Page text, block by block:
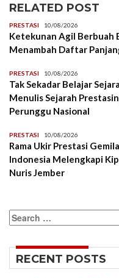
RELATED POST
PRESTASI 10/08/2026
Ketekunan Agil Berbuah
Menambah Daftar
PRESTASI 10/08/2026
Tak Sekadar Belajar
Menulis Sejarah
Perunggu Nasional
PRESTASI 10/08/2026
Rama Ukir Prestasi
Indonesia Melengkapi
Nuris Jember
Search
for:
RECENT POSTS